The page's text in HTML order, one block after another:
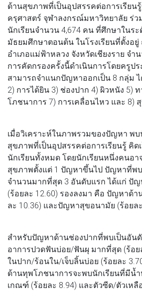
ด้านสุขภาพที่เป็นอุปสรรคต่อการเรียน
ครุศาสตร์ จุฬาลงกรณ์มหาวิทยาลัย ร่ว
นักเรียนจำนวน 4,674 คน ที่ศึกษาในร
มัธยมศึกษาตอนต้น ในโรงเรียนที่ตั้งอ
อำเภอแม่ฟ้าหลวง จังหวัดเชียงราย จำ
การคัดกรองครั้งนี้ดำเนินการโดยครูป
สามารถจำแนกปัญหาออกเป็น 8 กลุ่ม
2) การได้ยิน 3) ช่องปาก 4) ผิวหนัง 5)
โภชนาการ 7) การเคลื่อนไหว และ 8)
เมื่อวิเคราะห์ในภาพรวมของปัญหา พ
สุขภาพที่เป็นอุปสรรคต่อการเรียนรู้ คิด
นักเรียนทั้งหมด โดยนักเรียนหนึ่งคนอ
สุขภาพตั้งแต่ 1 ปัญหาขึ้นไป ปัญหาที่พบ
จำนวนมากที่สุด 3 อันดับแรก ได้แก่ ปั
(ร้อยละ 12.60) รองลงมา คือ ปัญหาด้
ละ 10.36) และปัญหาสุขอนามัย (ร้อยล
สำหรับปัญหาด้านช่องปากที่พบเป็นอัน
อาการปวดฟันบ่อย/ฟันผุ มากที่สุด (ร้อย
ในปาก/ร้อนใน/เจ็บลิ้นบ่อย (ร้อยละ
ด้านทุพโภชนาการจะพบนักเรียนที่มีน้
เกณฑ์ (ร้อยละ 8.94) และตัวซีด/ตัวเหลื